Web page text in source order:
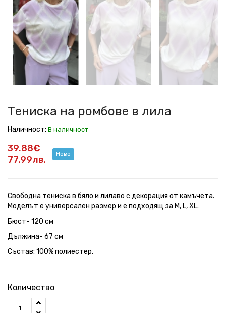
на
ромбове
лила
на
ромбове
лила
на
ромбове
лила
на
ромбове
лила
на
ромбове
лила
Тениска на ромбове в лила
Наличност: В наличност
39.88€
77.99лв.
Ново
Свободна тениска в бяло и лилаво с декорация от камъчета.
Моделът е универсален размер и е подходящ за M, L, XL.
Бюст- 120 см
Дължина- 67 см
Състав: 100% полиестер.
Количество